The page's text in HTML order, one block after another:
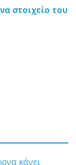
στοιχείο του
κάνει